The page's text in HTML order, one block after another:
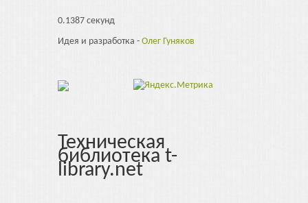
0.1387 секунд
Идея и разработка - Олег Гуняков
Техническая
библиотека t-
library.net